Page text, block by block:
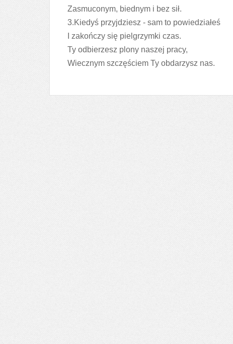
Zasmuconym, biednym i bez sił.
3.Kiedyś przyjdziesz - sam to powiedziałeś
I zakończy się pielgrzymki czas.
Ty odbierzesz plony naszej pracy,
Wiecznym szczęściem Ty obdarzysz nas.